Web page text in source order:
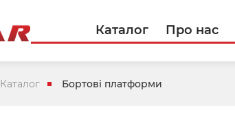
Каталог Про нас
Каталог Бортові платформи